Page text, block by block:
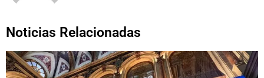
Noticias Relacionadas